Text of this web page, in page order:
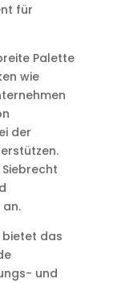
für
Palette
wie
der
bietet das
und